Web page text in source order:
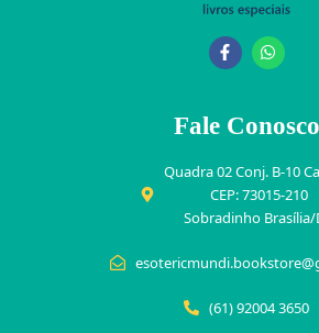
Fale Conosco
Quadra 02 Conj. B-10
CEP: 73015-210
Sobradinho Brasília/
(61) 92004 3650